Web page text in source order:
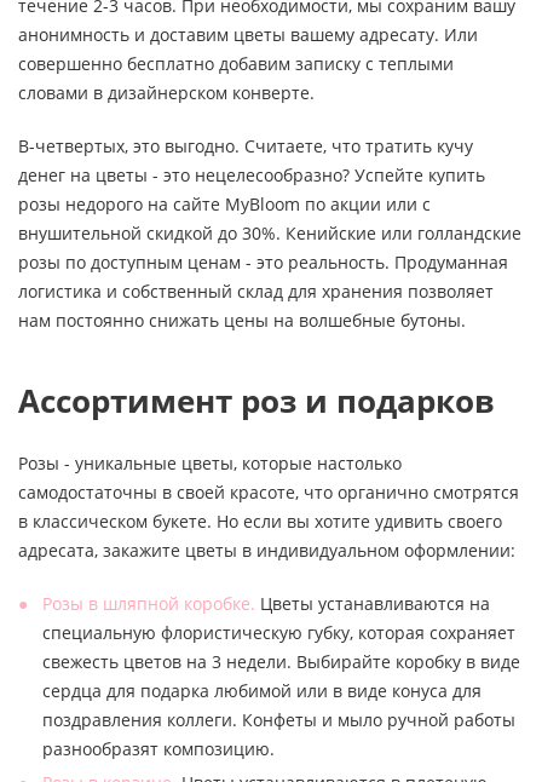
течение 2-3 часов. При необходимости, мы сохраним вашу
анонимность и доставим цветы вашему адресату. Или
совершенно бесплатно добавим записку с теплыми
словами в дизайнерском конверте.
В-четвертых, это выгодно. Считаете, что тратить кучу
денег на цветы - это нецелесообразно? Успейте купить
розы недорого на сайте MyBloom по акции или с
внушительной скидкой до 30%. Кенийские или голландские
розы по доступным ценам - это реальность. Продуманная
логистика и собственный склад для хранения позволяет
нам постоянно снижать цены на волшебные бутоны.
Ассортимент роз и подарков
Розы - уникальные цветы, которые настолько
самодостаточны в своей красоте, что органично смотрятся
в классическом букете. Но если вы хотите удивить своего
адресата, закажите цветы в индивидуальном оформлении:
Розы в шляпной коробке. Цветы устанавливаются на
специальную флористическую губку, которая сохраняет
свежесть цветов на 3 недели. Выбирайте коробку в виде
сердца для подарка любимой или в виде конуса для
поздравления коллеги. Конфеты и мыло ручной работы
разнообразят композицию.